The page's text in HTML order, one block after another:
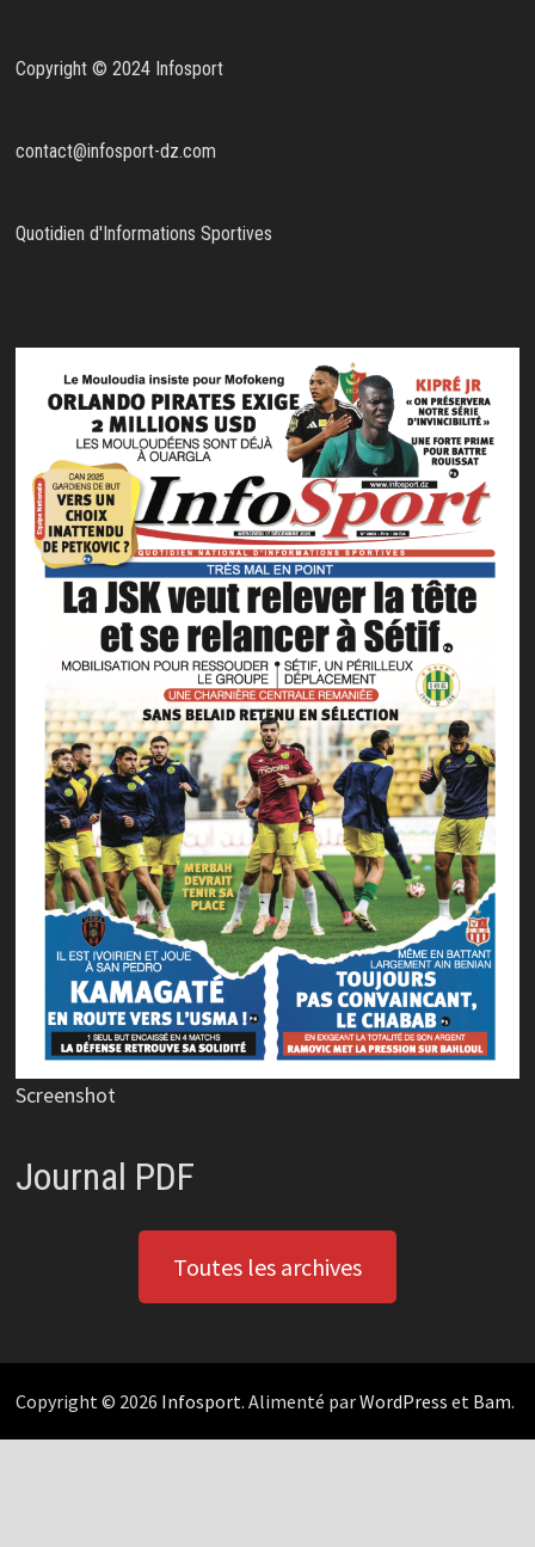
Copyright © 2024 Infosport
contact@infosport-dz.com
Quotidien d'Informations Sportives
Screenshot
Journal PDF
Toutes les archives
Copyright © 2026 Infosport. Alimenté parWordPress et Bam.